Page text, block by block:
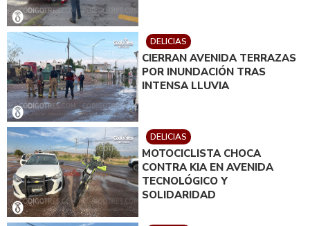
DELICIAS
CIERRAN AVENIDA TERRAZAS
POR INUNDACIÓN TRAS
INTENSA LLUVIA
DELICIAS
MOTOCICLISTA CHOCA
CONTRA KIA EN AVENIDA
TECNOLÓGICO Y
SOLIDARIDAD